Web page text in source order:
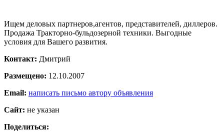
Ищем деловых партнеров,агентов, представителей, диллеров.
Продажа Тракторно-бульдозерной техники. Выгодные
условия для Вашего развития.
Контакт: Дмитрий
Размещено: 12.10.2007
Email: написать письмо автору объявления
Сайт: не указан
Поделиться: